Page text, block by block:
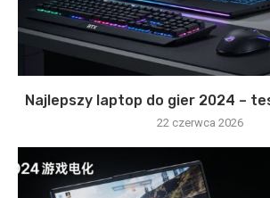
Najlepszy laptop do gier 2024 –
22 czerwca 2026